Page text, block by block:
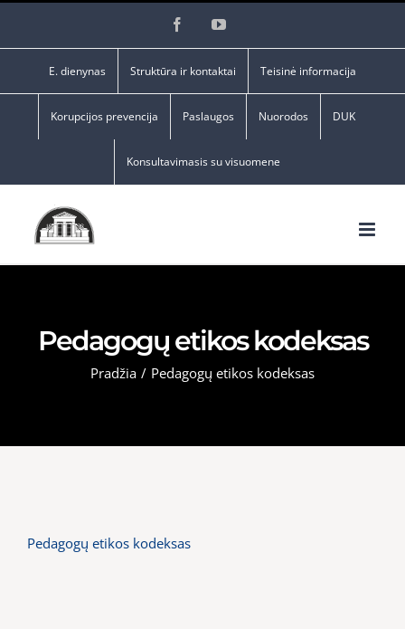
FacebookYouTube
E. dienynas Struktūra ir kontaktai Teisinė informacija
Korupcijos prevencija Paslaugos Nuorodos DUK
Konsultavimasis su visuomene
Pedagogų etikos kodeksas
Pradžia / Pedagogų etikos kodeksas
Pedagogų etikos kodeksas